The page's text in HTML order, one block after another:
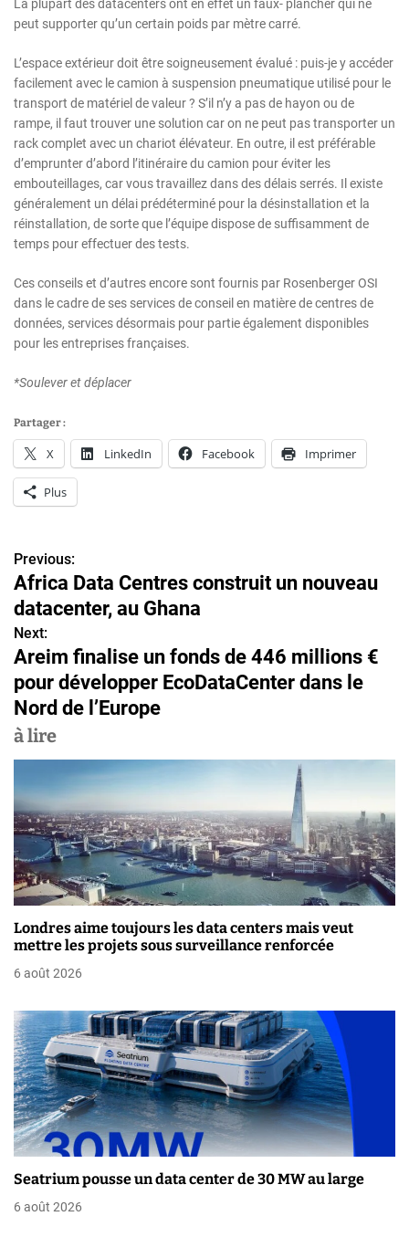
La plupart des datacenters ont en effet un faux- plancher qui ne
peut supporter qu’un certain poids par mètre carré.
L’espace extérieur doit être soigneusement évalué : puis-je y accéder
facilement avec le camion à suspension pneumatique utilisé pour le
transport de matériel de valeur ? S’il n’y a pas de hayon ou de
rampe, il faut trouver une solution car on ne peut pas transporter un
rack complet avec un chariot élévateur. En outre, il est préférable
d’emprunter d’abord l’itinéraire du camion pour éviter les
embouteillages, car vous travaillez dans des délais serrés. Il existe
généralement un délai prédéterminé pour la désinstallation et la
réinstallation, de sorte que l’équipe dispose de suffisamment de
temps pour effectuer des tests.
Ces conseils et d’autres encore sont fournis par Rosenberger OSI
dans le cadre de ses services de conseil en matière de centres de
données, services désormais pour partie également disponibles
pour les entreprises françaises.
*Soulever et déplacer
Partager :
X LinkedIn Facebook Imprimer
Plus
N
a
v
i
g
a
i
o
n
d
e
l
’
a
r
t
i
c
Previous:
Africa Data Centres construit un nouveau
datacenter, au Ghana
Next:
Areim finalise un fonds de 446 millions €
pour développer EcoDataCenter dans le
Nord de l’Europe
à lire
Londres aime toujours les data centers mais veut
mettre les projets sous surveillance renforcée
6 août 2026
Seatrium pousse un data center de 30 MW au large
6 août 2026